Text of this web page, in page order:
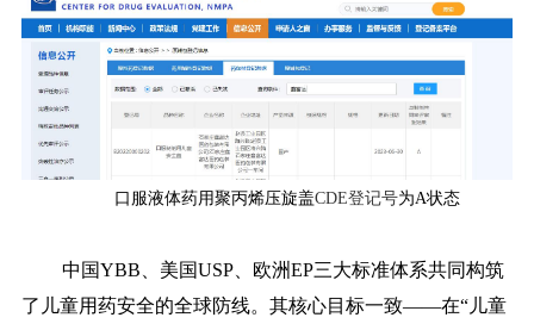
口服液体药用聚丙烯压旋盖CDE登记号为A状态
中国YBB、美国USP、欧洲EP三大标准体系共同构筑
了儿童用药安全的全球防线。其核心目标一致——在“儿童